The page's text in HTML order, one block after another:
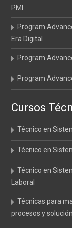
PMI
Program
Era Digital
Program
Program
Cursos
Técnico en
Técnico en
Técnico en
Laboral
Técnicas para
procesos y